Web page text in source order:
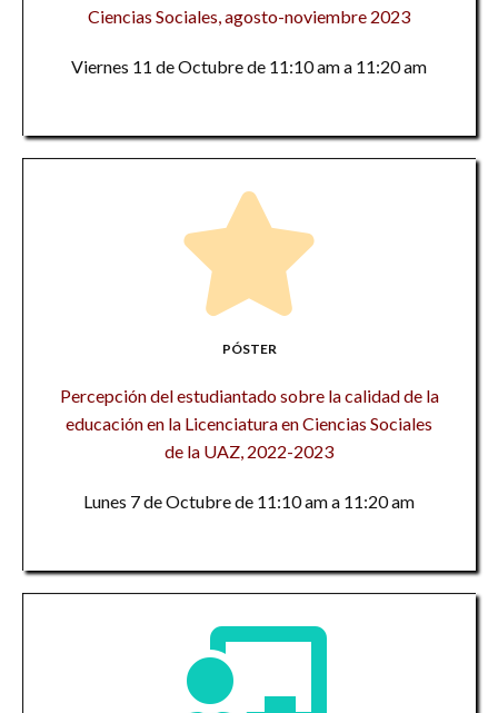
Ciencias Sociales, agosto-noviembre 2023
Viernes 11 de Octubre de 11:10 am a 11:20 am
PÓSTER
Percepción del estudiantado sobre la calidad de la
educación en la Licenciatura en Ciencias Sociales
de la UAZ, 2022-2023
Lunes 7 de Octubre de 11:10 am a 11:20 am